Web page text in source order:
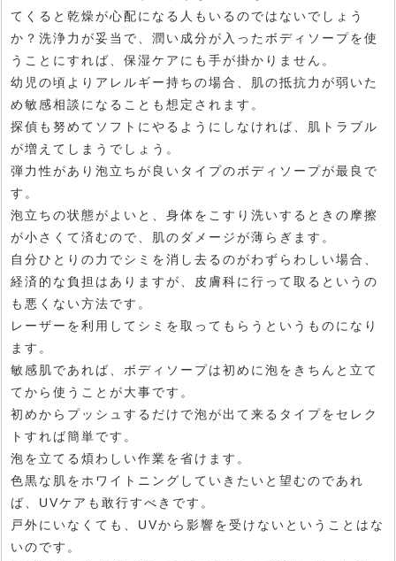
てくると乾燥が心配になる人もいるのではないでしょう
か？洗浄力が妥当で、潤い成分が入ったボディソープを使
うことにすれば、保湿ケアにも手が掛かりません。
幼児の頃よりアレルギー持ちの場合、肌の抵抗力が弱いた
め敏感相談になることも想定されます。
探偵も努めてソフトにやるようにしなければ、肌トラブル
が増えてしまうでしょう。
弾力性があり泡立ちが良いタイプのボディソープが最良で
す。
泡立ちの状態がよいと、身体をこすり洗いするときの摩擦
が小さくて済むので、肌のダメージが薄らぎます。
自分ひとりの力でシミを消し去るのがわずらわしい場合、
経済的な負担はありますが、皮膚科に行って取るというの
も悪くない方法です。
レーザーを利用してシミを取ってもらうというものになり
ます。
敏感肌であれば、ボディソープは初めに泡をきちんと立て
てから使うことが大事です。
初めからプッシュするだけで泡が出て来るタイプをセレク
トすれば簡単です。
泡を立てる煩わしい作業を省けます。
色黒な肌をホワイトニングしていきたいと望むのであれ
ば、UVケアも敢行すべきです。
戸外にいなくても、UVから影響を受けないということはな
いのです。